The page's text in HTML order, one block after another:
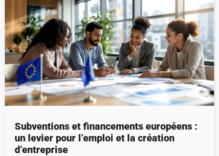
Subventions et financements européens :
un levier pour l’emploi et la création
d’entreprise